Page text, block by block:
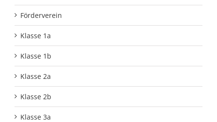
Förderverein
Klasse 1a
Klasse 1b
Klasse 2a
Klasse 2b
Klasse 3a